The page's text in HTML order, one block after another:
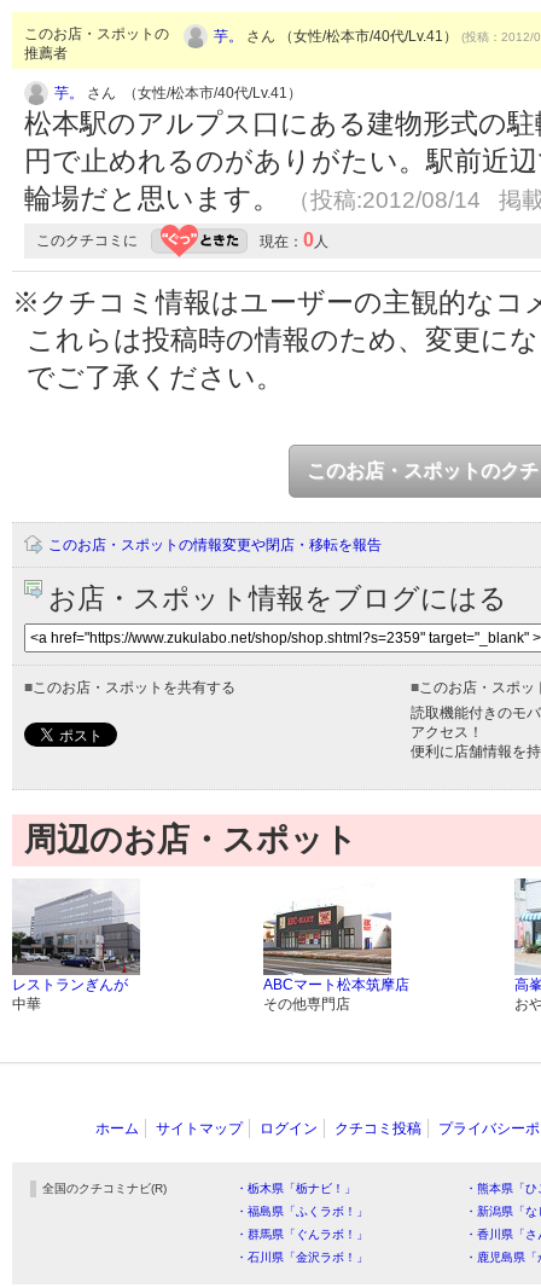
このお店・スポットの
推薦者
芋。 さん （女性/松本市/40代/Lv.41） (投稿：2012/
芋。 さん （女性/松本市/40代/Lv.41）
松本駅のアルプス口にある建物形式の
円で止めれるのがありがたい。駅前近
輪場だと思います。
（投稿:2012/08/14 掲
このクチコミに 現在： 0人
※クチコミ情報はユーザーの主観的なコ
これらは投稿時の情報のため、変更に
でご了承ください。
このお店・スポットのク
このお店・スポットの情報変更や閉店・移転を報告
お店・スポット情報をブログにはる
■このお店・スポットを共有する ■このお店・スポッ
読取機能付きのモ
アクセス！
便利に店舗情報を
周辺のお店・スポット
レストランぎんが
中華
ABCマート松本筑摩店
その他専門店
高
お
ホーム サイトマップ ログイン クチコミ投稿 プライバシー
全国のクチコミナビ(R) ・栃木県「栃ナビ！」
・熊本県「
・福島県「ふくラボ！」
・新潟県「
・群馬県「ぐんラボ！」
・香川県「
・石川県「金沢ラボ！」
・鹿児島県